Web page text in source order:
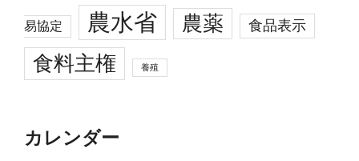
易協定 農水省 農薬 食品表示
食料主権 養殖
カレンダー